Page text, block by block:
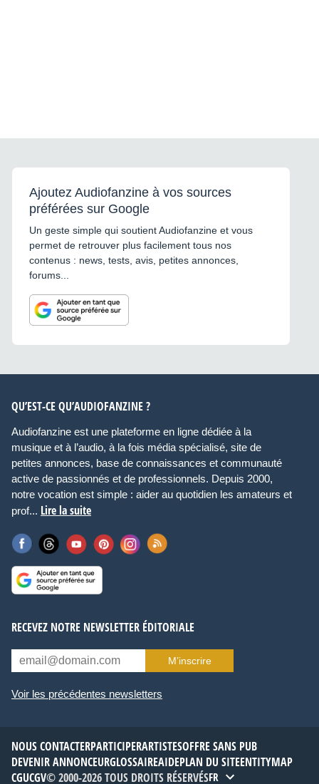
Ajoutez Audiofanzine à vos sources
préférées sur Google
Un geste simple qui soutient Audiofanzine et vous
permet de retrouver plus facilement tous nos
contenus : news, tests, avis, petites annonces,
forums...
QU’EST-CE QU’AUDIOFANZINE ?
Audiofanzine est une plateforme en ligne dédiée à la
musique et à l’audio, à la fois média spécialisé, site de
petites annonces, base de connaissances et communauté
active de passionnés et de professionnels. Depuis 2000,
notre vocation est simple : aider au quotidien les amateurs et
prof... Lire la suite
RECEVEZ NOTRE NEWSLETTER ÉDITORIALE
M’inscrire
Voir les précédentes newsletters
NOUS CONTACTERPARTICIPERARTISTESOFFRE SANS PUB
DEVENIR ANNONCEURGLOSSAIREAIDEPLAN DU SITEENTITYMAP
CGUCGV© 2000-2026 TOUS DROITS RÉSERVÉSFR